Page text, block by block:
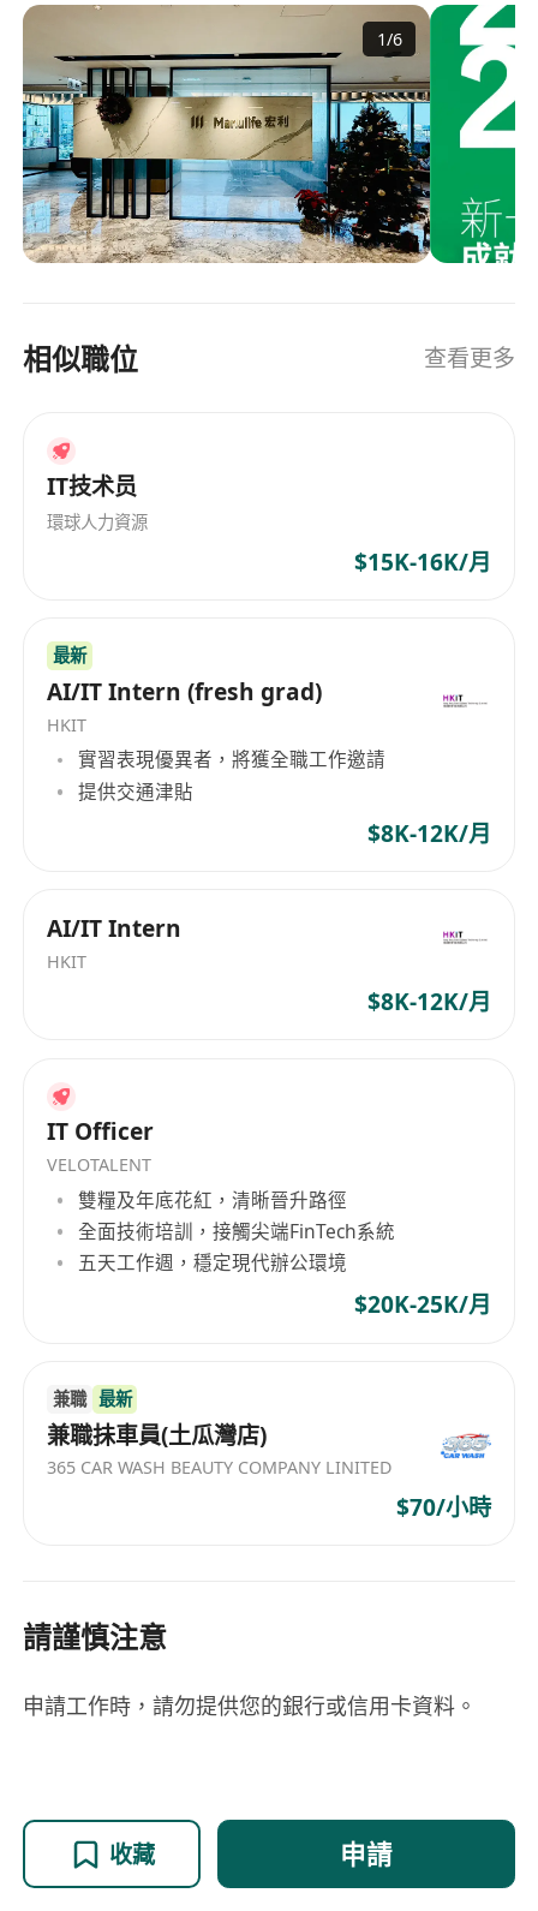
院加強策略性合作夥伴關係，將組織碎化技術
(Histotripsy)納入其全方位「醫護專員支援服務」，
展現了在醫療保險領域的領先地位。宏利致力於為
客戶提供多樣化的保險產品，包括醫療、人壽、意
外保險計劃及產品。通過與香港中文大學醫院的合
作，宏利不斷提升自身在醫療保險領域的影響力和
服務水平，為客戶提供全方位的保險服務。
Manulife Hong Kong is a company providing
medical, life, and accident insurance plans and
company, is dedicated to offering insurance
Chinese University of Hong Kong Hospital,
incorporating Organ Fragmentation Technology
(Histotripsy) into its comprehensive 'Medical
Attendant Support Services', showcasing its
leadership in the field of health insurance.
diverse insurance products including medical,
life, and accident insurance plans and products.
Through cooperation with the Chinese
University of Hong Kong Hospital, Manulife
continuously enhances its presence and service
quality in the health insurance sector, offering
clients all-rounded insurance services.
1/6
相似職位 查看更多
IT技术员
環球人力資源
$15K-16K/月
最新
AI/IT Intern (fresh grad)
HKIT
實習表現優異者，將獲全職工作邀請
提供交通津貼
$8K-12K/月
AI/IT Intern
HKIT
$8K-12K/月
IT Officer
VELOTALENT
雙糧及年底花紅，清晰晉升路徑
全面技術培訓，接觸尖端FinTech系統
五天工作週，穩定現代辦公環境
$20K-25K/月
兼職 最新
兼職抺車員(土瓜灣店)
365 CAR WASH BEAUTY COMPANY LINITED
$70/小時
請謹慎注意
申請工作時，請勿提供您的銀行或信用卡資料。
收藏 申請